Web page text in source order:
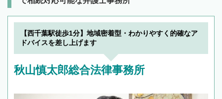
【西千葉駅徒歩1分】地域密着型・わかりやすく的確なア
ドバイスを差し上げます
秋山慎太郎総合法律事務所